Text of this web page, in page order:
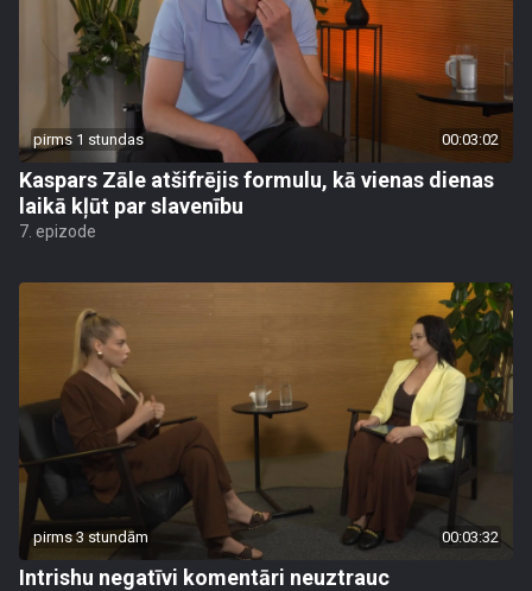
pirms 1 stundas 00:03:02
Kaspars Zāle atšifrējis formulu, kā vienas dienas
laikā kļūt par slavenību
7. epizode
pirms 3 stundām 00:03:32
Intrishu negatīvi komentāri neuztrauc